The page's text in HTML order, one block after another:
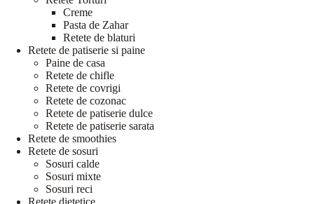
Creme
Pasta de Zahar
Retete de blaturi
Retete de patiserie si paine
Paine de casa
Retete de chifle
Retete de covrigi
Retete de cozonac
Retete de patiserie dulce
Retete de patiserie sarata
Retete de smoothies
Retete de sosuri
Sosuri calde
Sosuri mixte
Sosuri reci